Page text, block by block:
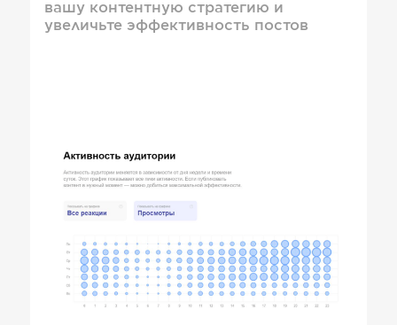
вашу контентную стратегию и
увеличьте эффективность постов